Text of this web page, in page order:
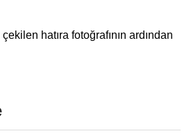
hatıra fotoğrafının ardından